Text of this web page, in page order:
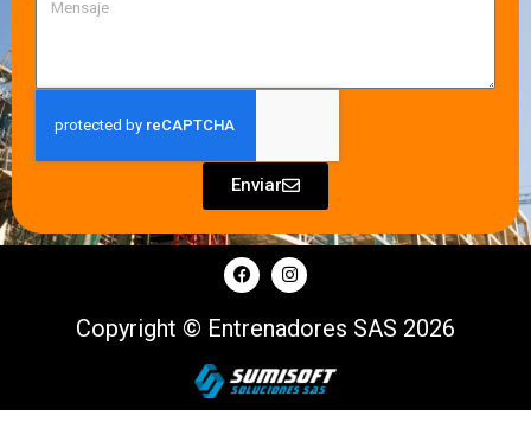
Enviar
Copyright © Entrenadores SAS 2026